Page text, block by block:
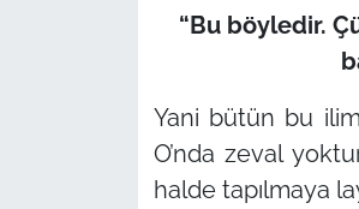
“Bu böyledir.
Yani bütün bu
O’nda zeval
halde tapılmaya